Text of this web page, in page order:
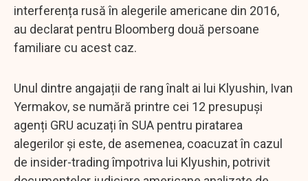
interferența rusă în alegerile americane din 2016,
au declarat pentru Bloomberg două persoane
familiare cu acest caz.
Unul dintre angajații de rang înalt ai lui Klyushin, Ivan
Yermakov, se numără printre cei 12 presupuși
agenți GRU acuzați în SUA pentru piratarea
alegerilor și este, de asemenea, coacuzat în cazul
de insider-trading împotriva lui Klyushin, potrivit